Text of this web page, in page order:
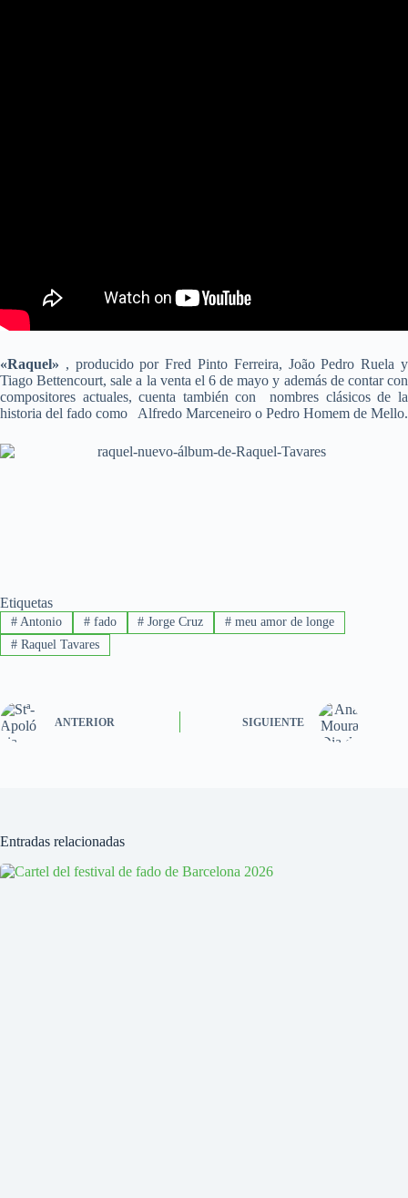
«Raquel» , producido por Fred Pinto Ferreira, João Pedro Ruela y
Tiago Bettencourt, sale a la venta el 6 de mayo y además de contar con
compositores actuales, cuenta también con nombres clásicos de la
historia del fado como Alfredo Marceneiro o Pedro Homem de Mello.
Etiquetas
#Antonio #fado # Jorge Cruz # meu amor de longe
#Raquel Tavares
ANTERIOR SIGUIENTE
Entradas relacionadas